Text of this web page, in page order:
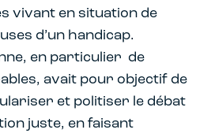
vivant en situation de
d’un handicap.
en particulier de
avait pour objectif de
et politiser le débat
juste, en faisant